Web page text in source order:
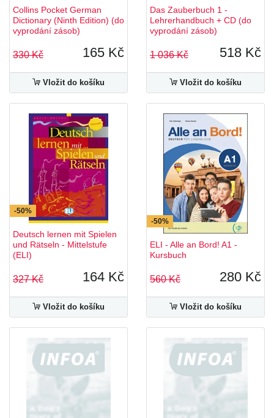
Collins Pocket German
Dictionary (Ninth Edition) (do
vyprodání zásob)
330 Kč 165 Kč
Vložit do košíku
Das Zauberbuch 1 -
Lehrerhandbuch + CD (do
vyprodání zásob)
1 036 Kč 518 Kč
Vložit do košíku
-50%
Deutsch lernen mit Spielen
und Rätseln - Mittelstufe
(ELI)
327 Kč 164 Kč
Vložit do košíku
-50%
ELI - Alle an Bord! A1 -
Kursbuch
560 Kč 280 Kč
Vložit do košíku